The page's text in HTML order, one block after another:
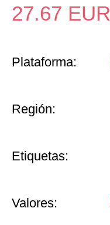
27.67 EUR
Plataforma:
Región:
Etiquetas:
Valores: